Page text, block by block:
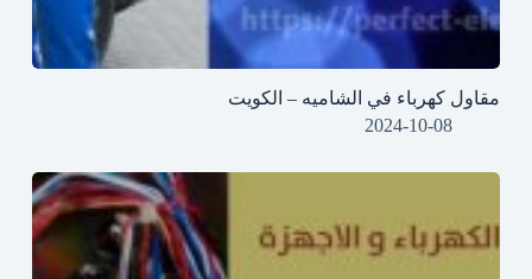
مقاول كهرباء في الشاميه – الكويت
2024-10-08